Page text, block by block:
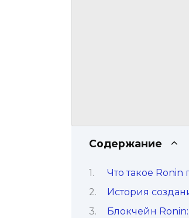
Содержание
Что такое
История
Блокчейн